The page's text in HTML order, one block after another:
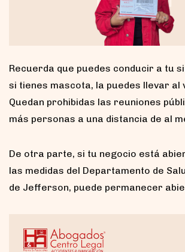
Recuerda que puedes conducir a tu
si tienes mascota, la puedes llevar al
Quedan prohibidas las reuniones
más personas a una distancia de al
De otra parte, si tu negocio está
las medidas del Departamento de
de Jefferson, puede permanecer